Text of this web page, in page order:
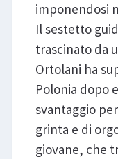
imponendosi
Il sestetto
trascinato da
Ortolani ha
Polonia dopo
svantaggio
grinta e di
giovane, che